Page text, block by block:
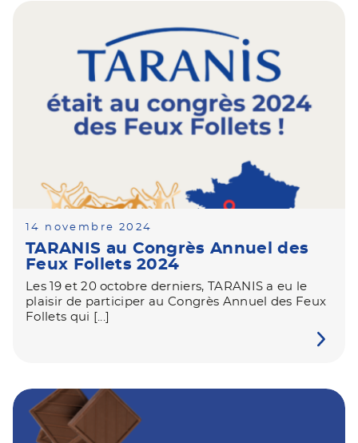
14 novembre 2024
TARANIS au Congrès Annuel des
Feux Follets 2024
Les 19 et 20 octobre derniers, TARANIS a eu le
plaisir de participer au Congrès Annuel des Feux
Follets qui [...]